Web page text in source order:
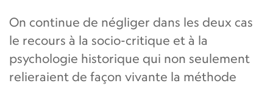
On continue de négliger dans les deux cas
le recours à la socio-critique et à la
psychologie historique qui non seulement
relieraient de façon vivante la méthode